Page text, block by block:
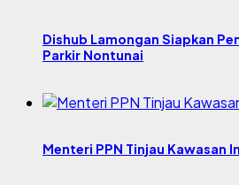
Dishub Lamongan Siapkan
Parkir Nontunai
Menteri PPN Tinjau Kawasan